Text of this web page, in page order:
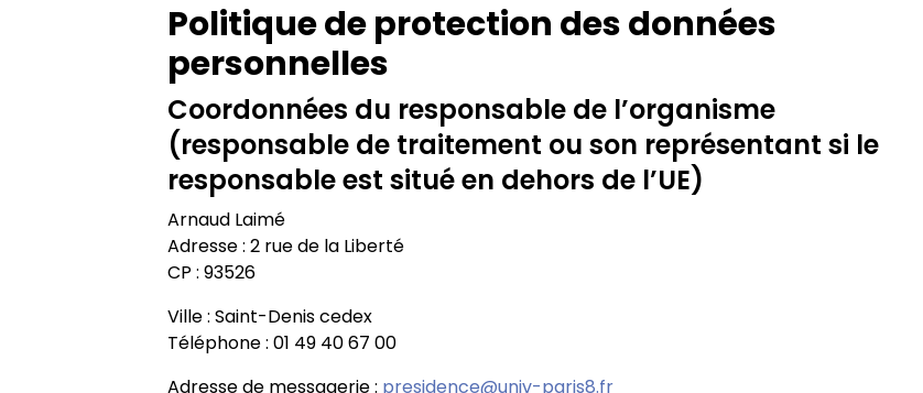
Politique de protection des données
personnelles
Coordonnées du responsable de l’organisme
(responsable de traitement ou son représentant si le
responsable est situé en dehors de l’UE)
Arnaud Laimé
Adresse : 2 rue de la Liberté
CP : 93526
Ville : Saint-Denis cedex
Téléphone : 01 49 40 67 00
Adresse de messagerie : presidence@univ-paris8.fr